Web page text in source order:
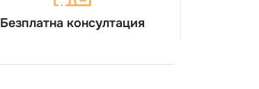
Безплатна консултация